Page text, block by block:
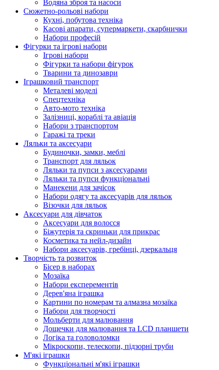
Водяна зброя та насоси
Сюжетно-рольові набори
Кухні, побутова техніка
Касові апарати, супермаркети, скарбнички
Набори професій
Фігурки та ігрові набори
Ігрові набори
Фігурки та набори фігурок
Тварини та динозаври
Іграшковий транспорт
Металеві моделі
Спецтехніка
Авто-мото техніка
Залізниці, кораблі та авіація
Набори з транспортом
Гаражі та треки
Ляльки та аксесуари
Будиночки, замки, меблі
Транспорт для ляльок
Ляльки та пупси з аксесуарами
Ляльки та пупси функціональні
Манекени для зачісок
Набори одягу та аксесуарів для ляльок
Візочки для ляльок
Аксесуари для дівчаток
Аксесуари для волосся
Біжутерія та скриньки для прикрас
Косметика та нейл-дизайн
Набори аксесуарів, гребінці, дзеркальця
Творчість та розвиток
Бісер в наборах
Мозаїка
Набори експерементів
Дерев'яна іграшка
Картини по номерам та алмазна мозаїка
Набори для творчості
Мольберти для малювання
Дощечки для малювання та LCD планшети
Логіка та головоломки
Мікроскопи, телескопи, підзорні труби
М'які іграшки
Функціональні м'які іграшки